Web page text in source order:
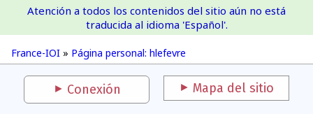
France-IOI
France-IOI » Página personal: hlefevre
Atención a todos los contenidos del sitio aún no está
traducida al idioma 'Español'.
Conexión Mapa del sitio